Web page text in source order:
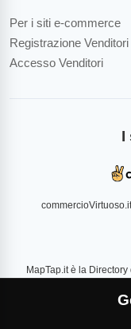
Per i siti e-commerce
Registrazione Venditori
Accesso Venditori
I
MapTap.it è la